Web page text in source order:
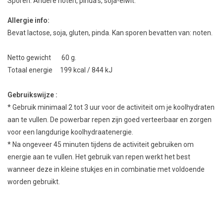
Allergie info:
Bevat lactose, soja, gluten, pinda. Kan sporen bevatten van: noten.
Netto gewicht 60 g.
Totaal energie 199 kcal / 844 kJ
Gebruikswijze :
* Gebruik minimaal 2 tot 3 uur voor de activiteit om je koolhydraten
aan te vullen. De powerbar repen zijn goed verteerbaar en zorgen
voor een langdurige koolhydraatenergie.
* Na ongeveer 45 minuten tijdens de activiteit gebruiken om
energie aan te vullen. Het gebruik van repen werkt het best
wanneer deze in kleine stukjes en in combinatie met voldoende
worden gebruikt.